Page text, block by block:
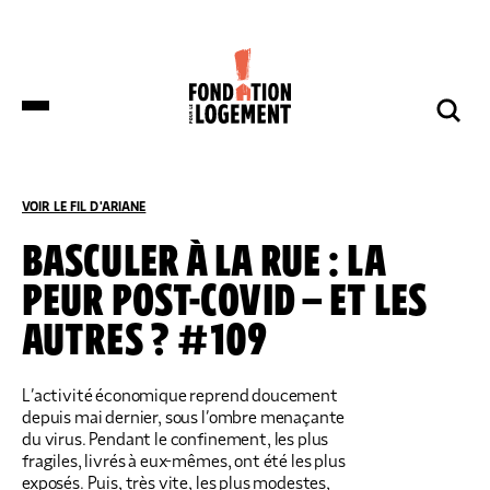
NOTRE ORGANISATION
NOS IMPLANTATIONS RÉGIONALES
NOS COMPTES
IMPACTS ET SUCCÈS
PRODUIRE DU LOGEMENT SOCIAL
LUTTER CONTRE L’HABITAT INDIGNE
DES DÉPUTÉS DE HUIT GROUPES
POLITIQUES DÉPOSENT UNE
PROPOSITION DE LOI SUR LES
LOGEMENTS BOUILLOIRES INITIÉE PAR
NOS ACTUALITÉS
NOS PUBLICATIONS
NOUS SOUTENIR
DONNER
DON RÉGULIER
DON PONCTUEL
TRANSMETTRE SON PATRIMOINE
VOIR LE FIL D'ARIANE
ACCUEIL COMPRENDRE ET S’INFORMER
BASCULER À LA RUE : LA
PEUR POST-COVID – ET LES
AUTRES ? #109
L’activité économique reprend doucement
depuis mai dernier, sous l’ombre menaçante
du virus. Pendant le confinement, les plus
fragiles, livrés à eux-mêmes, ont été les plus
exposés. Puis, très vite, les plus modestes,